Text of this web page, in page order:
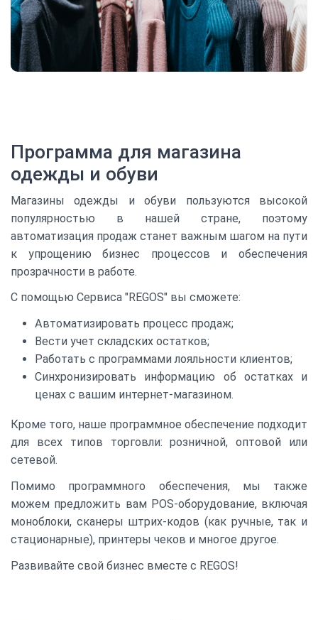
Программа для магазина
одежды и обуви
Магазины одежды и обуви пользуются высокой
популярностью в нашей стране, поэтому
автоматизация продаж станет важным шагом на пути
к упрощению бизнес процессов и обеспечения
прозрачности в работе.
С помощью Сервиса "REGOS" вы сможете:
Автоматизировать процесс продаж;
Вести учет складских остатков;
Работать с программами лояльности клиентов;
Синхронизировать информацию об остатках и
ценах с вашим интернет-магазином.
Кроме того, наше программное обеспечение подходит
для всех типов торговли: розничной, оптовой или
сетевой.
Помимо программного обеспечения, мы также
можем предложить вам POS-оборудование, включая
моноблоки, сканеры штрих-кодов (как ручные, так и
стационарные), принтеры чеков и многое другое.
Развивайте свой бизнес вместе с REGOS!